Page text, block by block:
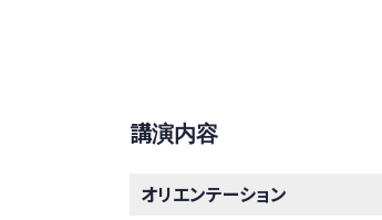
講演内容
オリエンテーション